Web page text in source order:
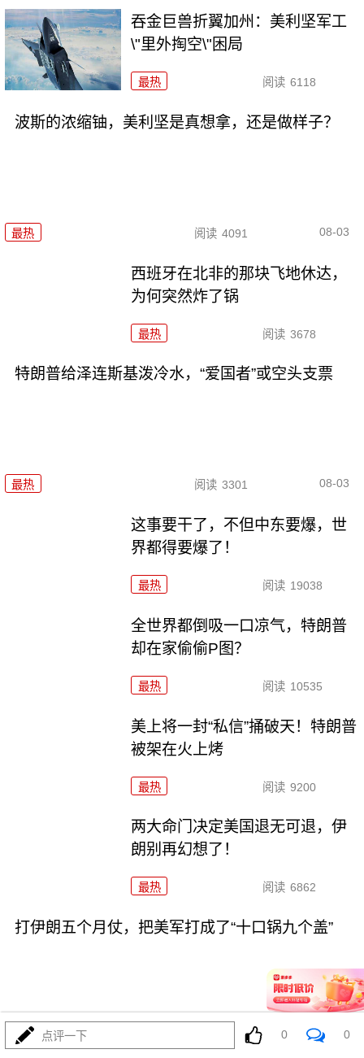
吞金巨兽折翼加州：美利坚军工
\"里外掏空\"困局
最热 阅读 6118
波斯的浓缩铀，美利坚是真想拿，还是做样子？
最热 阅读 4091 08-03
西班牙在北非的那块飞地休达，
为何突然炸了锅
最热 阅读 3678
特朗普给泽连斯基泼冷水，“爱国者”或空头支票
最热 阅读 3301 08-03
这事要干了，不但中东要爆，世
界都得要爆了！
最热 阅读 19038
全世界都倒吸一口凉气，特朗普
却在家偷偷P图？
最热 阅读 10535
美上将一封“私信”捅破天！特朗普
被架在火上烤
最热 阅读 9200
两大命门决定美国退无可退，伊
朗别再幻想了！
最热 阅读 6862
打伊朗五个月仗，把美军打成了“十口锅九个盖”
最热 5305 08-02
点评一下 0 0